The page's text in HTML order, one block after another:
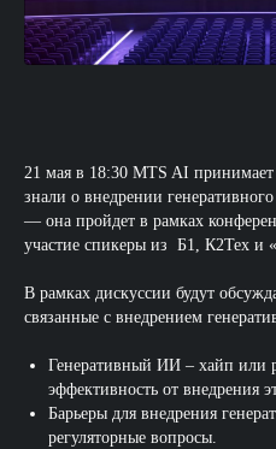
21 мая в 18:30 MTS AI
знали о внедрении
— она пройдет в рамках
участие спикеры из Б1, К2Тех и
В рамках дискуссии будут
связанные с внедрением
Генеративный ИИ – хайп или
эффективность от внедрения
Барьеры для внедрения
регуляторные вопросы.